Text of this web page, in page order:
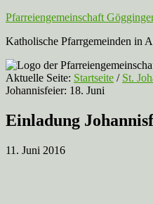
Pfarreiengemeinschaft
Katholische Pfarrgemeinden in
Aktuelle Seite: Startseite / St.
Johannisfeier: 18. Juni
Einladung
11. Juni 2016